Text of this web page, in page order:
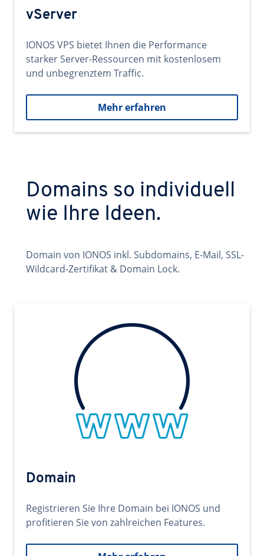
vServer
IONOS VPS bietet Ihnen die Performance
starker Server-Ressourcen mit kostenlosem
und unbegrenztem Traffic.
Mehr erfahren
Domains so individuell
wie Ihre Ideen.
Domain von IONOS inkl. Subdomains, E-Mail, SSL-
Wildcard-Zertifikat & Domain Lock.
Domain
Registrieren Sie Ihre Domain bei IONOS und
profitieren Sie von zahlreichen Features.